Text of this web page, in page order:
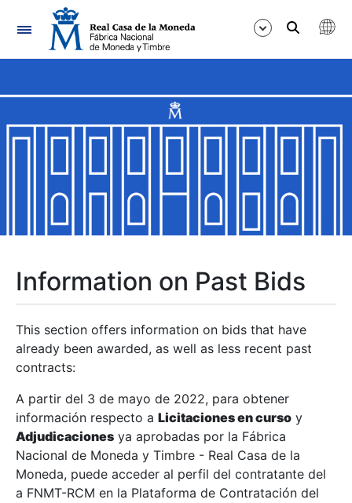
Navigation
Show/Hide
Show/Hide
Show/Hide
Show/Hide
Show/Hide
Information on Past Bids
This section offers information on bids that have
already been awarded, as well as less recent past
contracts:
A partir del 3 de mayo de 2022, para obtener
información respecto a Licitaciones en curso y
Adjudicaciones ya aprobadas por la Fábrica
Nacional de Moneda y Timbre - Real Casa de la
Moneda, puede acceder al perfil del contratante del
a FNMT-RCM en la Plataforma de Contratación del